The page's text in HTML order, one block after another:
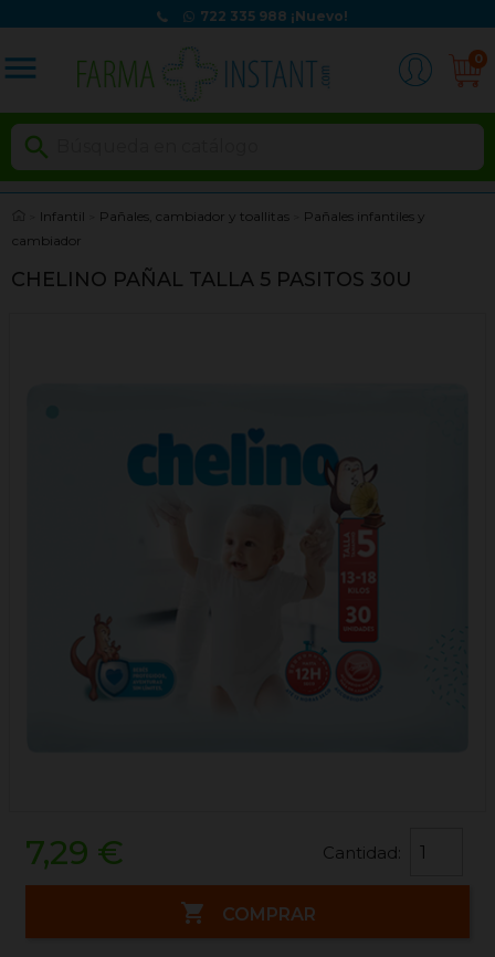
722 335 988 ¡Nuevo!
menu 0

Infantil Pañales, cambiador y toallitas
Pañales infantiles y
cambiador
CHELINO PAÑAL TALLA 5 PASITOS 30U
7,29 € Cantidad:
 COMPRAR